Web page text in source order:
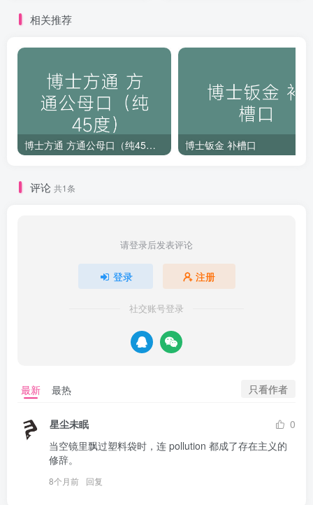
相关推荐
博士方通 方通公母口（纯45度） 博士钣金 补槽口
评论 共1条
请登录后发表评论
登录 注册
社交账号登录
最新 最热 只看作者
星尘未眠
0
当空镜里飘过塑料袋时，连 pollution 都成了存在主义的
修辞。
8个月前 回复